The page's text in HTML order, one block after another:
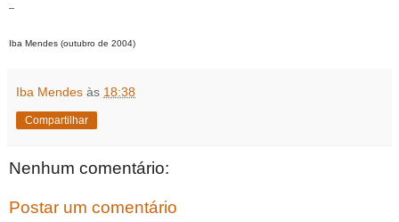
--
Iba Mendes (outubro de 2004)
Iba Mendes às 18:38
Compartilhar
Nenhum comentário:
Postar um comentário